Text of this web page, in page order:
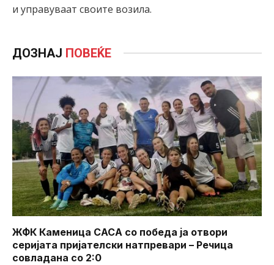
и управуваат своите возила.
ДОЗНАЈ ПОВЕЌЕ
ЖФК Каменица САСА со победа ја отвори
серијата пријателски натпревари – Речица
совладана со 2:0